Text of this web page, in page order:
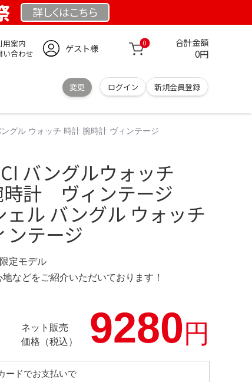
詳しくはこちら
用案内
い合わせ
ゲスト様 0 合計金額
0円
変更 ログイン 新規会員登録
グル ウォッチ 時計 腕時計 ヴィンテージ
バングルウォッチ
時計 ヴィンテージ
ェル バングル ウォッチ
ンテージ
定モデル
などをご紹介いただいております！
ネット販売
価格（税込）
9280円
ードでお支払いで